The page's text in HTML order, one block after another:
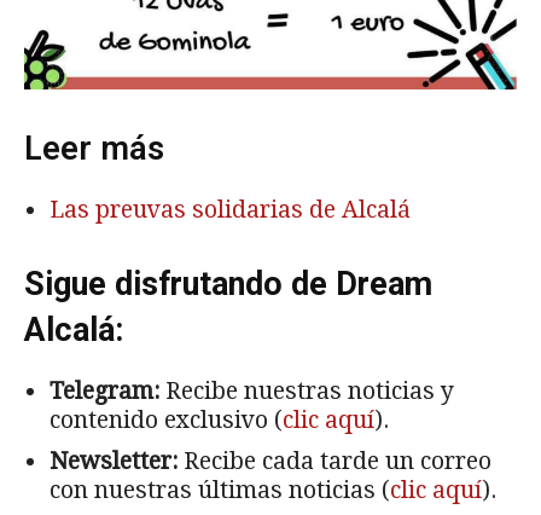
Leer más
Las preuvas solidarias de Alcalá
Sigue disfrutando de Dream
Alcalá:
Telegram: Recibe nuestras noticias y
contenido exclusivo (clic aquí).
Newsletter: Recibe cada tarde un correo
con nuestras últimas noticias (clic aquí).